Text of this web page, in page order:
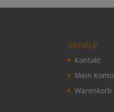
Service
Kontakt
Mein Konto
Warenkorb